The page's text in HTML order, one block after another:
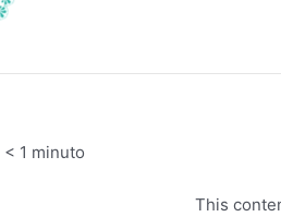
< 1 minuto
This